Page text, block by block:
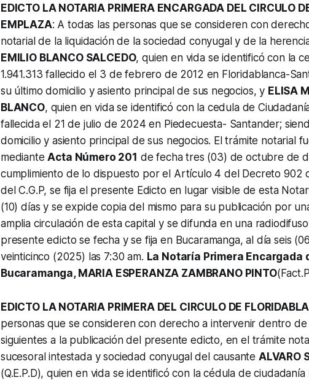
EDICTO LA NOTARIA PRIMERA ENCARGADA DEL CIRCULO
EMPLAZA: A todas las personas que se consideren con
notarial de la liquidación de la sociedad conyugal y de la
EMILIO BLANCO SALCEDO, quien en vida se identificó con la
1.941.313 fallecido el 3 de febrero de 2012 en Floridablanca-
su último domicilio y asiento principal de sus negocios, y ELISA
BLANCO, quien en vida se identificó con la cedula de
fallecida el 21 de julio de 2024 en Piedecuesta- Santander;
domicilio y asiento principal de sus negocios. El trámite notarial
medianteActa Número 201 de fecha tres (03) de octubre de
cumplimiento de lo dispuesto por el Artículo 4 del Decreto 902
del C.G.P, se fija el presente Edicto en lugar visible de esta
(10) días y se expide copia del mismo para su publicación por
amplia circulación de esta capital y se difunda en una
presente edicto se fecha y se fija en Bucaramanga, al día seis
veinticinco (2025) las 7:30 am. La Notaría Primera Encargada
Bucaramanga, MARIA ESPERANZA ZAMBRANO PINTO
EDICTO LA NOTARIA PRIMERA DEL CIRCULO DE
personas que se consideren con derecho a intervenir dentro de
siguientes a la publicación del presente edicto, en el trámite
sucesoral intestada y sociedad conyugal del causante ALVARO
(Q.E.P.D), quien en vida se identificó con la cédula de